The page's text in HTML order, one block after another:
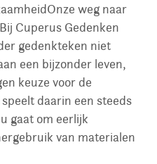
weg naar
Cuperus Gedenken
gedenkteken niet
een bijzonder leven,
keuze voor de
daarin een steeds
gaat om eerlijk
van materialen